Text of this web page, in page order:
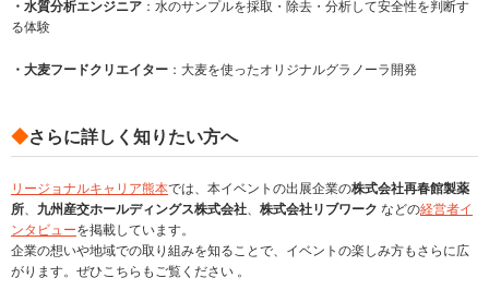
・水質分析エンジニア ：水のサンプルを採取・除去・分析して安全性を判断す
る体験
・大麦フードクリエイター ：大麦を使ったオリジナルグラノーラ開発
◆さらに詳しく知りたい方へ
リージョナルキャリア熊本では、本イベントの出展企業の株式会社再春館製薬
所、 九州産交ホールディングス株式会社、 株式会社リブワーク などの経営者イ
ンタビューを掲載しています。
企業の想いや地域での取り組みを知ることで、イベントの楽しみ方もさらに広
がります。ぜひこちらもご覧ください 。